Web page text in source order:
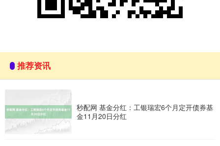
推荐资讯
秒配网 基金分红：工银瑞宏6个月定开债券基
金11月20日分红